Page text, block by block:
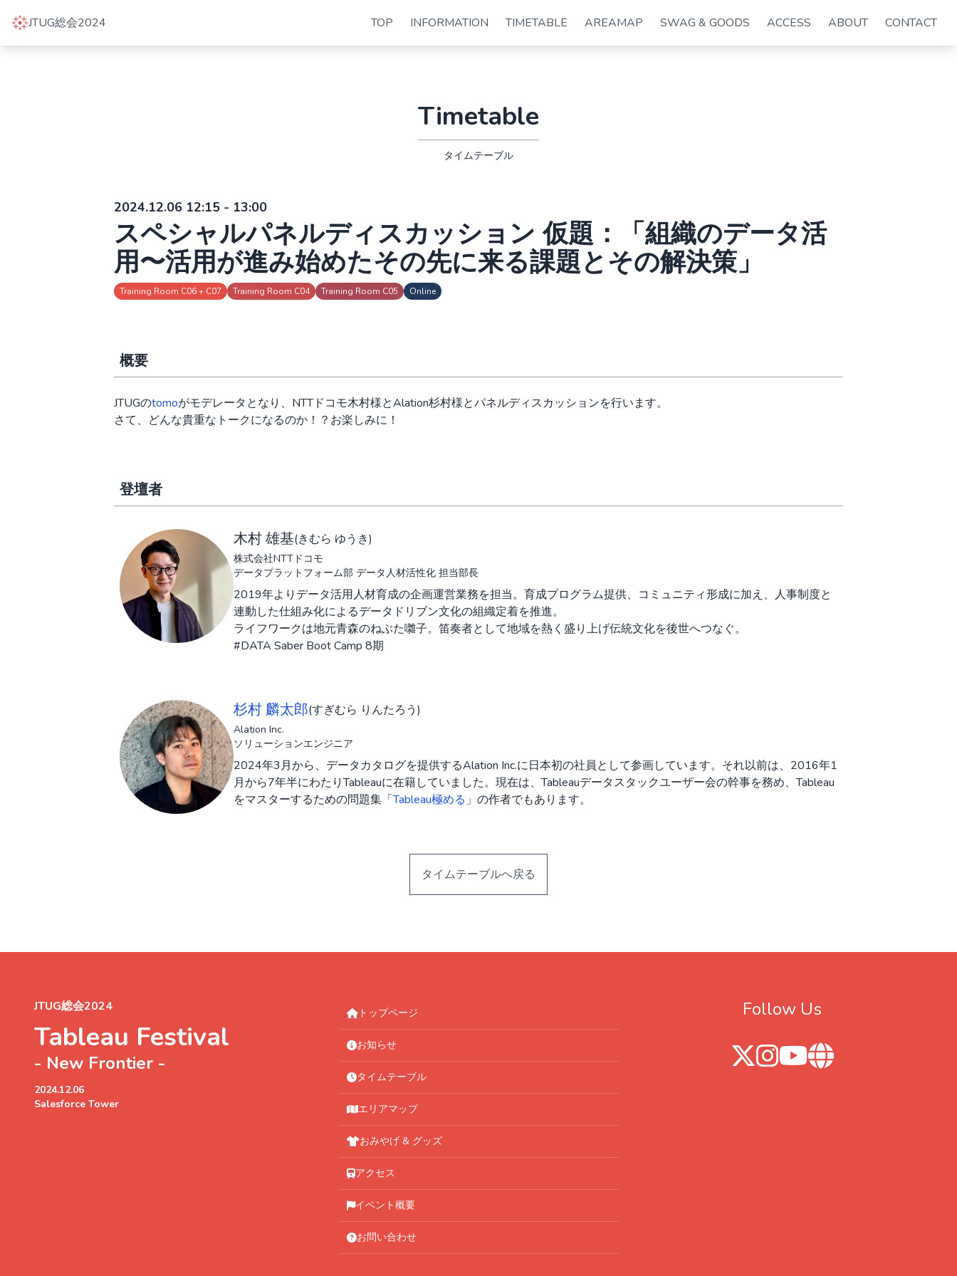
JTUG総会2024 TOP INFORMATION TIMETABLE AREAMAP SWAG & GOODS ACCESS ABOUT CONTACT
Timetable
タイムテーブル
2024.12.06 12:15 - 13:00
スペシャルパネルディスカッション 仮題：「組織のデータ活
用〜活用が進み始めたその先に来る課題とその解決策」
Training Room C06 + C07 Training Room C04 Training Room C05 Online
概要
JTUGのtomoがモデレータとなり、NTTドコモ木村様とAlation杉村様とパネルディスカッションを行います。
さて、どんな貴重なトークになるのか！？お楽しみに！
登壇者
木村 雄基(きむら ゆうき)
株式会社NTTドコモ
データプラットフォーム部 データ人材活性化 担当部長
2019年よりデータ活用人材育成の企画運営業務を担当。育成プログラム提供、コミュニティ形成に加え、人事制度と
連動した仕組み化によるデータドリブン文化の組織定着を推進。
ライフワークは地元青森のねぶた囃子。笛奏者として地域を熱く盛り上げ伝統文化を後世へつなぐ。
#DATA Saber Boot Camp 8期
杉村 麟太郎(すぎむら りんたろう)
Alation Inc.
ソリューションエンジニア
2024年3月から、データカタログを提供するAlation Inc.に日本初の社員として参画しています。それ以前は、2016年1
月から7年半にわたりTableauに在籍していました。現在は、Tableauデータスタックユーザー会の幹事を務め、Tableau
をマスターするための問題集「Tableau極める」の作者でもあります。
タイムテーブルへ戻る
JTUG総会2024
Tableau Festival
- New Frontier -
2024.12.06
Salesforce Tower
トップページ
お知らせ
タイムテーブル
エリアマップ
おみやげ & グッズ
アクセス
イベント概要
お問い合わせ
Follow Us